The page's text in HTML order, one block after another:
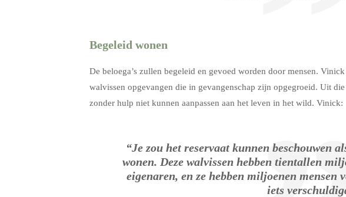
Begeleid wonen
De beloega’s zullen begeleid en gevoed worden door mensen.
walvissen opgevangen die in gevangenschap zijn opgegroeid. Uit
zonder hulp niet kunnen aanpassen aan het leven in het wild. Vinick:
“Je zou het reservaat kunnen beschouwen
wonen. Deze walvissen hebben tientallen
eigenaren, en ze hebben miljoenen mensen
iets